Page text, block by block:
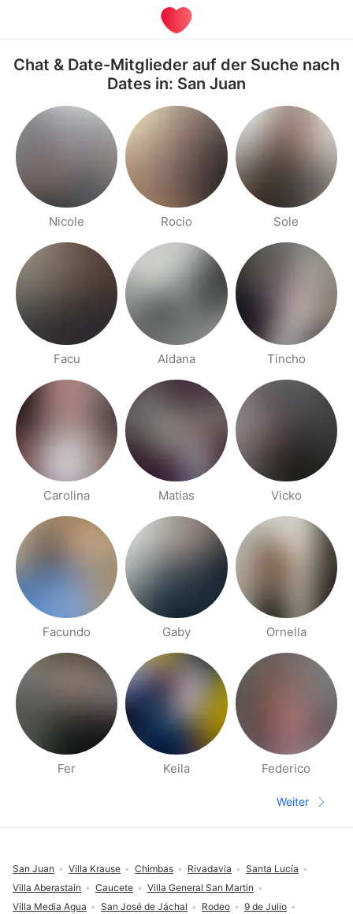
Chat & Date-Mitglieder auf der Suche nach
Dates in: San Juan
Nicole Rocio Sole
Facu Aldana Tincho
Carolina Matias Vicko
Facundo Gaby Ornella
Fer Keila Federico
Nächste
Weiter
San Juan Villa Krause Chimbas Rivadavia
Santa Lucía
Villa Aberastain
Caucete
Villa General San Martin
Villa Media Agua
San José de Jáchal Rodeo
9 de Julio